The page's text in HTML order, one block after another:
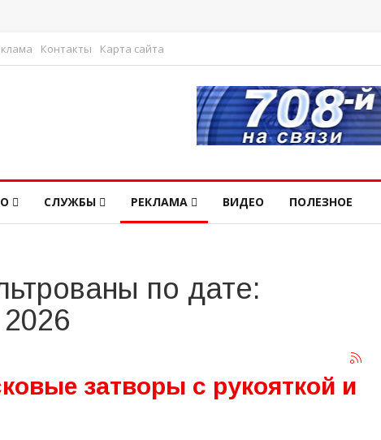
Контакты Карта сайта
СЛУЖБЫ РЕКЛАМА ВИДЕО ПОЛЕЗНОЕ
по дате:
затворы с рукояткой и